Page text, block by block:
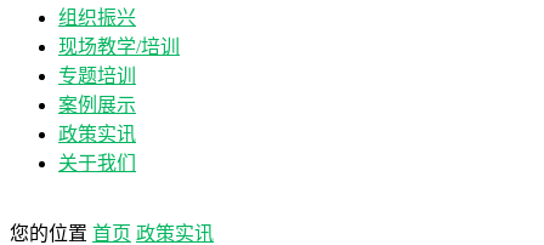
组织振兴
现场教学/培训
专题培训
案例展示
政策实讯
关于我们
您的位置 首页 政策实讯